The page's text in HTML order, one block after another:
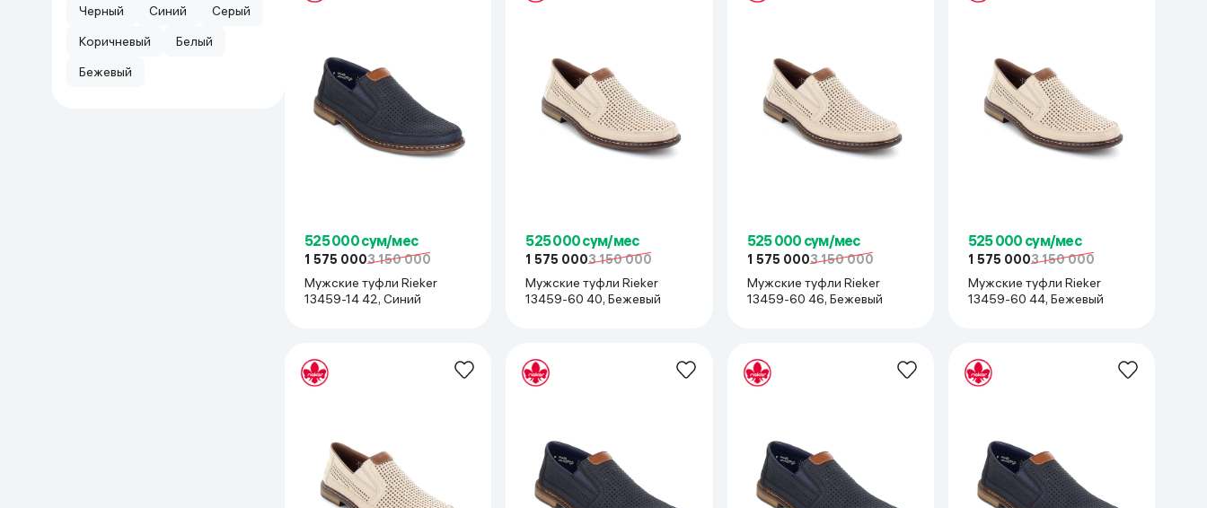
Черный Синий
Серый
Коричневый
Белый
Бежевый
525 000 сум/мес
1 575 0003 150 000
Мужские туфли Rieker
13459-14 42, Синий
525 000 сум/мес
1 575 0003 150 000
Мужские туфли Rieker
13459-60 40, Бежевый
525 000 сум/мес
1 575 0003 150 000
Мужские туфли Rieker
13459-60 46, Бежевый
525 000 сум/мес
1 575 0003 150 000
Мужские туфли Rieker
13459-60 44, Бежевый